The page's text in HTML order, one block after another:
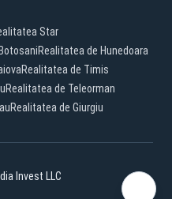
Star
Realitatea de Hunedoara
Realitatea de Timis
Realitatea de Teleorman
Realitatea de Giurgiu
Invest LLC